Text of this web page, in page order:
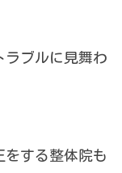
ラブルに見舞わ
をする整体院も